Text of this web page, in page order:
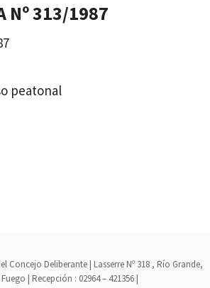
Nº 313/1987
peatonal
Concejo Deliberante | Lasserre Nº 318 , Río Grande,
| Recepción : 02964 – 421356 |